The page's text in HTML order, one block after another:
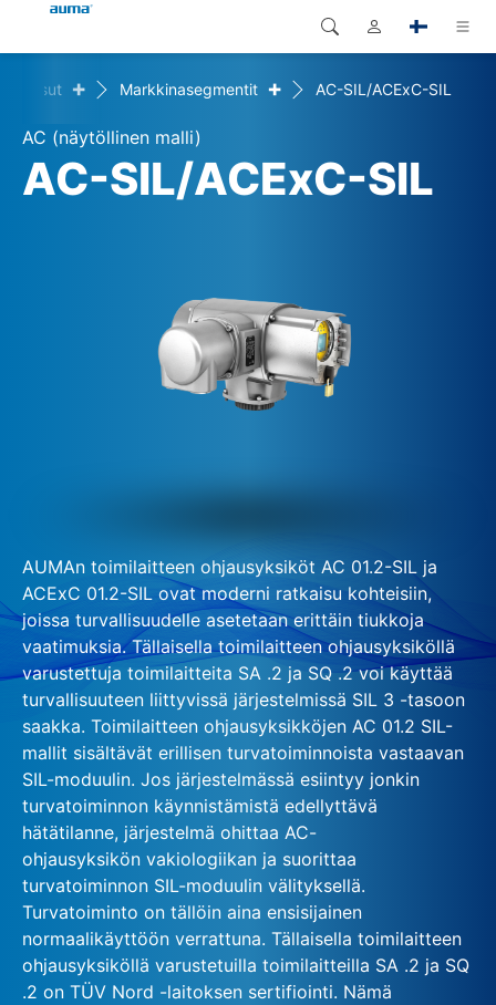
Tuotteet
Ratkaisut
Global
Eurooppa
Pohjois-Amerikka
Haku
+ Markkinasegmentit + AC-SIL/ACExC-SIL
AC (näytöllinen malli)
AC-SIL/ACExC-SIL
AUMAn toimilaitteen ohjausyksiköt AC 01.2-SIL ja
ACExC 01.2-SIL ovat moderni ratkaisu kohteisiin,
joissa turvallisuudelle asetetaan erittäin tiukkoja
vaatimuksia. Tällaisella toimilaitteen ohjausyksiköllä
varustettuja toimilaitteita SA .2 ja SQ .2 voi käyttää
turvallisuuteen liittyvissä järjestelmissä SIL 3 -tasoon
saakka. Toimilaitteen ohjausyksikköjen AC 01.2 SIL-
mallit sisältävät erillisen turvatoiminnoista vastaavan
SIL-moduulin. Jos järjestelmässä esiintyy jonkin
turvatoiminnon käynnistämistä edellyttävä
hätätilanne, järjestelmä ohittaa AC-
ohjausyksikön vakiologiikan ja suorittaa
turvatoiminnon SIL-moduulin välityksellä.
Turvatoiminto on tällöin aina ensisijainen
normaalikäyttöön verrattuna. Tällaisella toimilaitteen
ohjausyksiköllä varustetuilla toimilaitteilla SA .2 ja SQ
.2 on TÜV Nord -laitoksen sertifiointi. Nämä